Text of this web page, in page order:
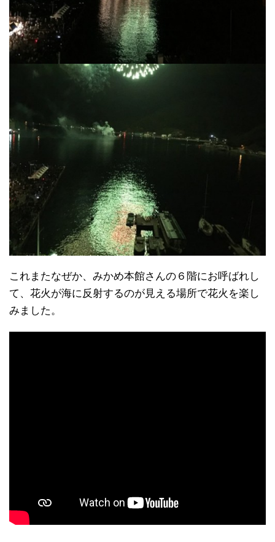
これまたなぜか、みかめ本館さんの６階にお呼ばれし
て、花火が海に反射するのが見える場所で花火を楽し
みました。